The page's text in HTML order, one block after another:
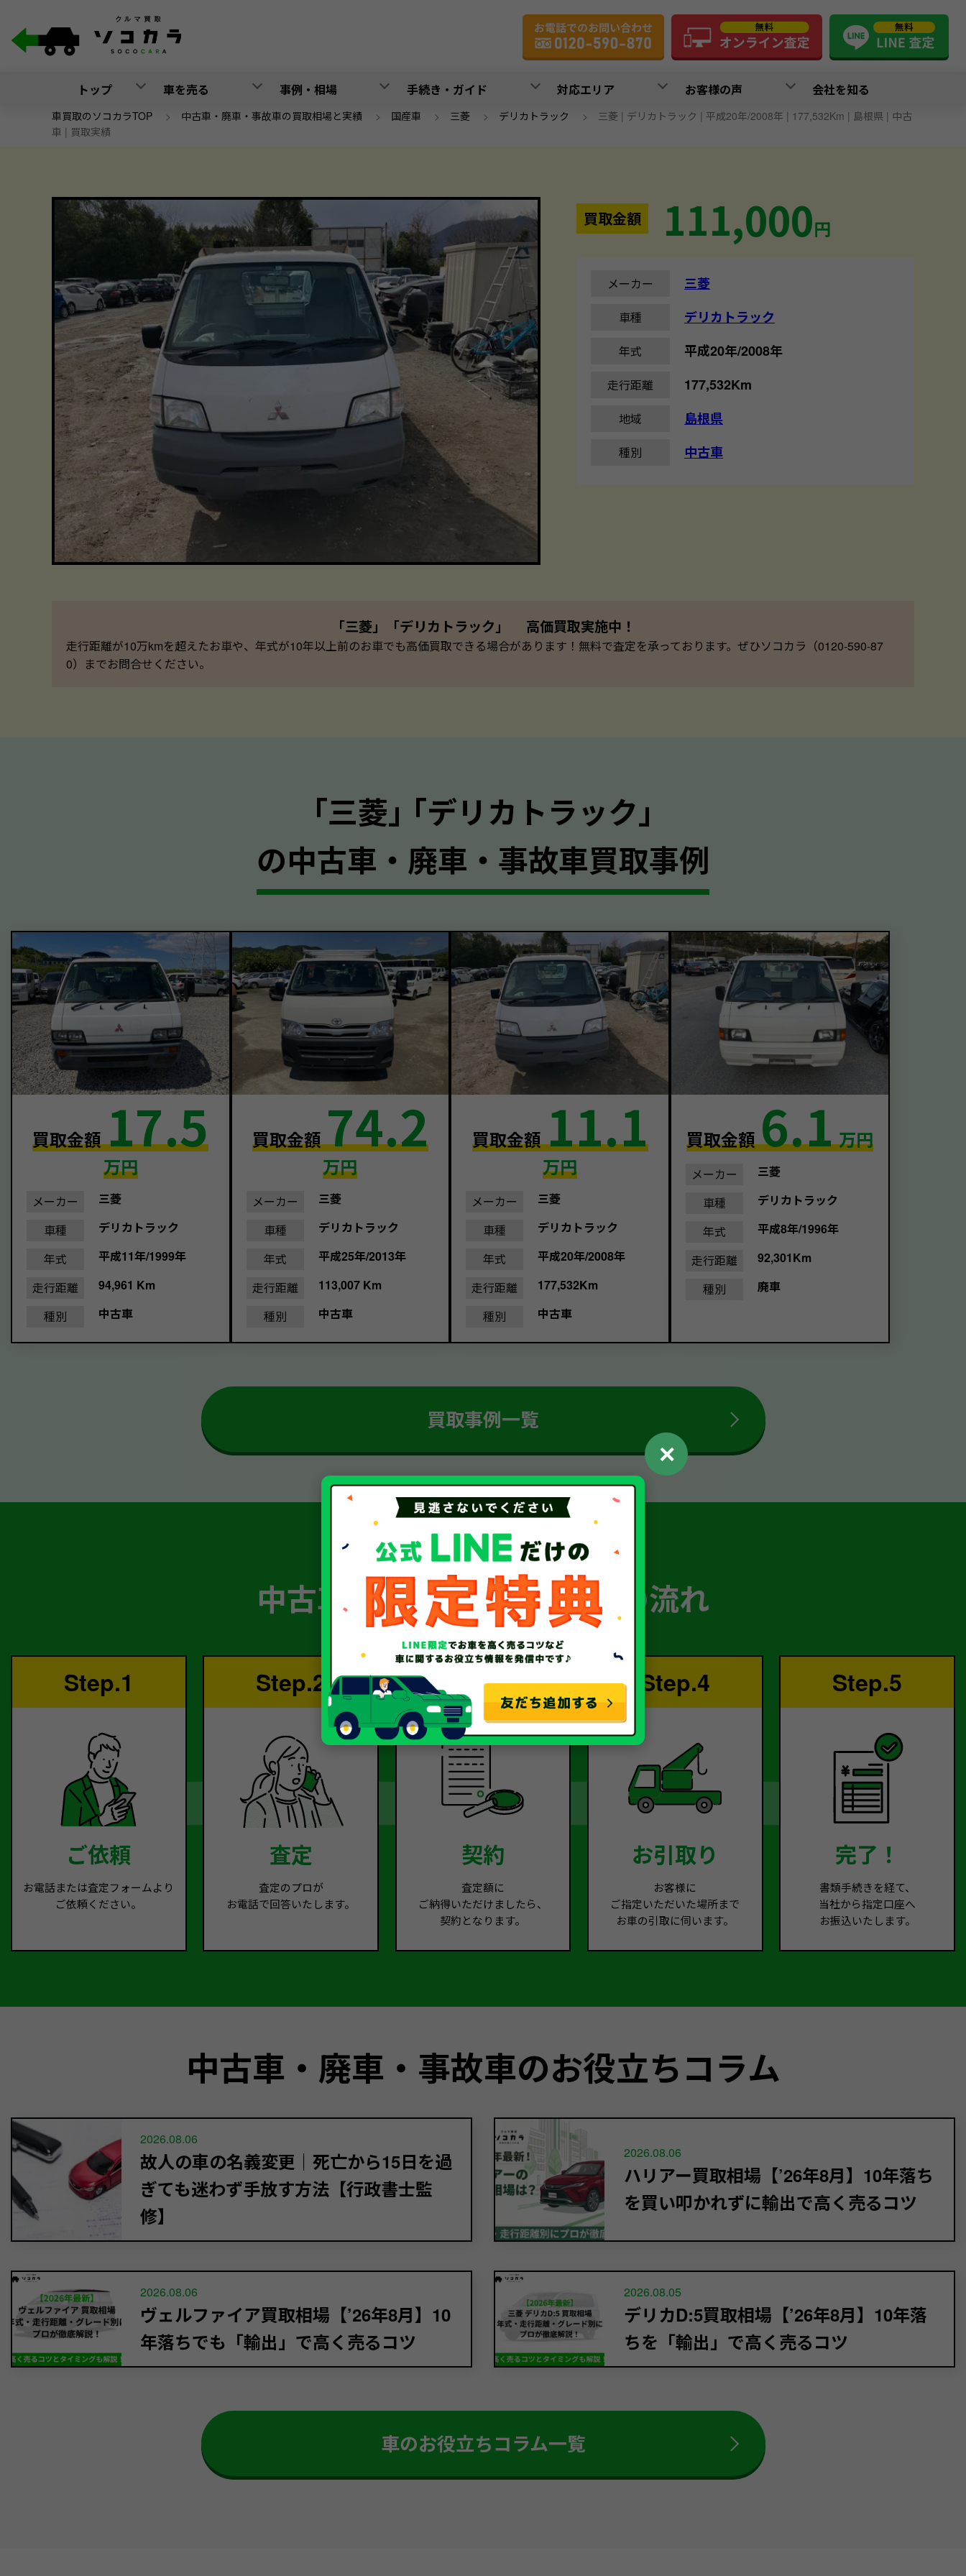
トップ 車を売る 事例・相場 手続き・ガイド 対応エリア お客様の声 会社を知る
車買取のソコカラTOP > 中古車・廃車・事故車の買取相場と実績 > 国産車 > 三菱 > デリカトラック > 三菱 | デリカトラック | 平成20年/2008年 | 177,532Km | 島根県 | 中古
車 | 買取実績
買取金額 111,000円
メーカー 三菱
車種 デリカトラック
年式 平成20年/2008年
走行距離 177,532Km
地域 島根県
種別 中古車
「三菱」「デリカトラック」 高価買取実施中！
走行距離が10万kmを超えたお車や、年式が10年以上前のお車でも高価買取できる場合があります！無料で査定を承っております。ぜひソコカラ（0120-590-87
0）までお問合せください。
｢三菱｣ ｢デリカトラック｣
の中古車・廃車・事故車買取事例
買取金額17.5
万円
メーカー
三菱
車種
デリカトラック
年式
平成11年/1999年
走行距離
94,961 Km
種別
中古車
買取金額74.2
万円
メーカー
三菱
車種
デリカトラック
年式
平成25年/2013年
走行距離
113,007 Km
種別
中古車
買取金額11.1
万円
メーカー
三菱
車種
デリカトラック
年式
平成20年/2008年
走行距離
177,532Km
種別
中古車
買取金額6.1 万円
メーカー
三菱
車種
デリカトラック
年式
平成8年/1996年
走行距離
92,301Km
種別
廃車
買取事例一覧
簡単 5ステップ！
中古車・廃車・事故車買取の流れ
Step.1
ご依頼
お電話または査定フォームより
ご依頼ください。
Step.2
査定
査定のプロが
お電話で回答いたします。
Step.3
契約
査定額に
ご納得いただけましたら、
契約となります。
Step.4
お引取り
お客様に
ご指定いただいた場所まで
お車の引取に伺います。
Step.5
完了！
書類手続きを経て、
当社から指定口座へ
お振込いたします。
中古車・廃車・事故車のお役立ちコラム
2026.08.06
故人の車の名義変更｜死亡から15日を過
ぎても迷わず手放す方法【行政書士監
修】
2026.08.06
ハリアー買取相場【’26年8月】10年落ち
を買い叩かれずに輸出で高く売るコツ
2026.08.06
ヴェルファイア買取相場【’26年8月】10
年落ちでも「輸出」で高く売るコツ
2026.08.05
デリカD:5買取相場【’26年8月】10年落
ちを「輸出」で高く売るコツ
車のお役立ちコラム一覧
✕